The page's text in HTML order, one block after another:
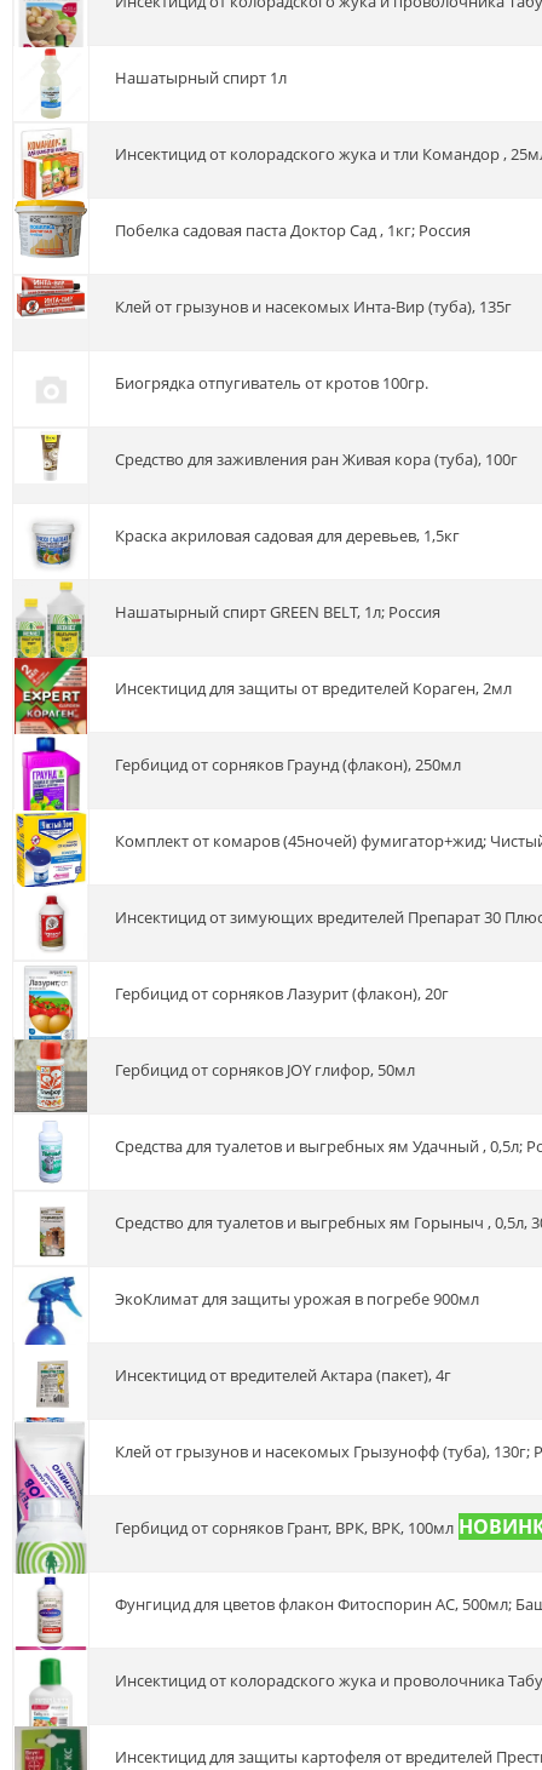
нашатырный спирт 1л
Инсектицид от колорадского жука и тли Командор ,
Побелка садовая паста Доктор Сад , 1кг; Россия
Клей от грызунов и насекомых Инта-Вир (туба), 135г
Биогрядка отпугиватель от кротов 100гр.
Средство для заживления ран Живая кора (туба), 100г
Краска акриловая садовая для деревьев, 1,5кг
Нашатырный спирт GREEN BELT, 1л; Россия
Инсектицид для защиты от вредителей Кораген, 2мл
Гербицид от сорняков Граунд (флакон), 250мл
комплект от комаров (45ночей) фумигатор+жид;
Инсектицид от зимующих вредителей Препарат 30
Гербицид от сорняков Лазурит (флакон), 20г
Гербицид от сорняков JOY глифор, 50мл
Средства для туалетов и выгребных ям Удачный , 0,5л;
Средство для туалетов и выгребных ям Горыныч , 0,5л,
ЭкоКлимат для защиты урожая в погребе 900мл
Инсектицид от вредителей Актара (пакет), 4г
Клей от грызунов и насекомых Грызунофф (туба), 130г;
Гербицид от сорняков Грант, ВРК, ВРК, 100мл
Фунгицид для цветов флакон Фитоспорин АС, 500мл;
Инсектицид от колорадского жука и проволочника
Инсектицид для защиты картофеля от вредителей